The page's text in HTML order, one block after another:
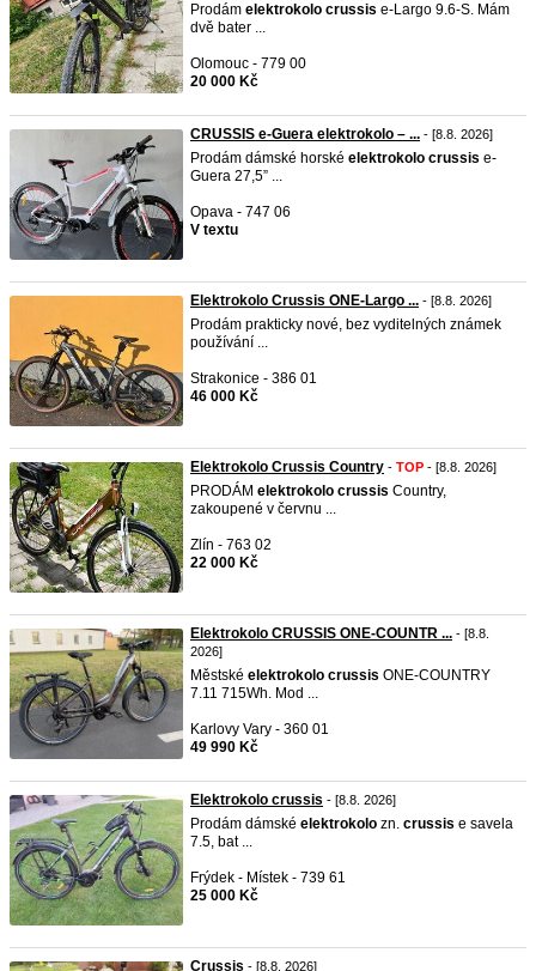
Prodám elektrokolo crussis e-Largo 9.6-S. Mám
dvě bater ...
Olomouc - 779 00
20 000 Kč
CRUSSIS e-Guera elektrokolo – ... - [8.8. 2026]
Prodám dámské horské elektrokolo crussis e-
Guera 27,5” ...
Opava - 747 06
V textu
Elektrokolo Crussis ONE-Largo ... - [8.8. 2026]
Prodám prakticky nové, bez vyditelných známek
používání ...
Strakonice - 386 01
46 000 Kč
Elektrokolo Crussis Country - TOP - [8.8. 2026]
PRODÁM elektrokolo crussis Country,
zakoupené v červnu ...
Zlín - 763 02
22 000 Kč
Elektrokolo CRUSSIS ONE-COUNTR ... - [8.8.
2026]
Městské elektrokolo crussis ONE-COUNTRY
7.11 715Wh. Mod ...
Karlovy Vary - 360 01
49 990 Kč
Elektrokolo crussis - [8.8. 2026]
Prodám dámské elektrokolo zn. crussis e savela
7.5, bat ...
Frýdek - Místek - 739 61
25 000 Kč
Crussis - [8.8. 2026]